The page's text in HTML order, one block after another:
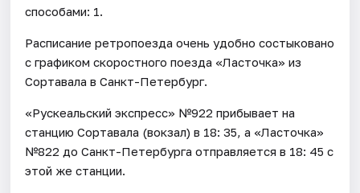
способами: 1.
Расписание ретропоезда очень удобно состыковано
с графиком скоростного поезда «Ласточка» из
Сортавала в Санкт-Петербург.
«Рускеальский экспресс» №922 прибывает на
станцию Сортавала (вокзал) в 18: 35, а «Ласточка»
№822 до Санкт-Петербурга отправляется в 18: 45 с
этой же станции.